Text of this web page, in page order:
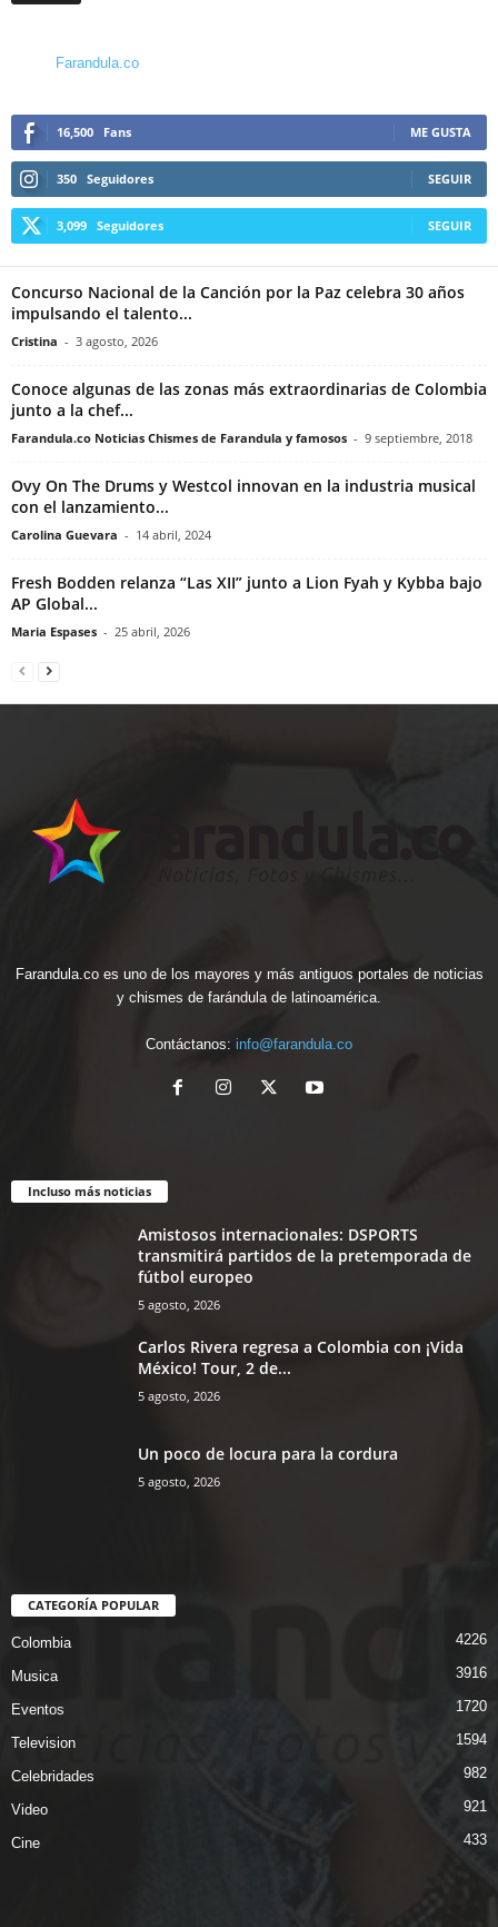
Farandula.co
16,500 Fans ME GUSTA
350 Seguidores SEGUIR
3,099 Seguidores SEGUIR
Concurso Nacional de la Canción por la Paz celebra 30 años
impulsando el talento...
Cristina - 3 agosto, 2026
Conoce algunas de las zonas más extraordinarias de Colombia
junto a la chef...
Farandula.co Noticias Chismes de Farandula y famosos - 9 septiembre, 2018
Ovy On The Drums y Westcol innovan en la industria musical
con el lanzamiento...
Carolina Guevara - 14 abril, 2024
Fresh Bodden relanza “Las XII” junto a Lion Fyah y Kybba bajo
AP Global...
Maria Espases - 25 abril, 2026
Farandula.co es uno de los mayores y más antiguos portales de noticias
y chismes de farándula de latinoamérica.
Contáctanos: info@farandula.co
Incluso más noticias
Amistosos internacionales: DSPORTS
transmitirá partidos de la pretemporada de
fútbol europeo
5 agosto, 2026
Carlos Rivera regresa a Colombia con ¡Vida
México! Tour, 2 de...
5 agosto, 2026
Un poco de locura para la cordura
5 agosto, 2026
CATEGORÍA POPULAR
Colombia 4226
Musica 3916
Eventos 1720
Television 1594
Celebridades 982
Video 921
Cine 433